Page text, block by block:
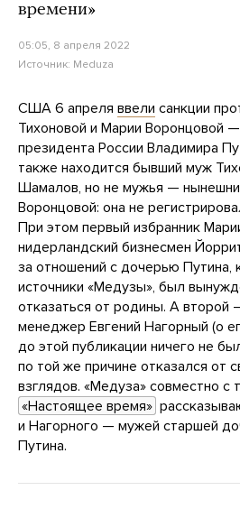
времени»
05:05, 8 апреля 2022
Источник: Meduza
США 6 апреля ввели санкции
Тихоновой и Марии Воронцовой —
президента России Владимира
также находится бывший муж
Шамалов, но не мужья —
Воронцовой: она не
При этом первый избранник
нидерландский бизнесмен
за отношений с дочерью Путина,
источники «Медузы», был
отказаться от родины. А второй
менеджер Евгений Нагорный (о
до этой публикации ничего не
по той же причине отказался от
взглядов. «Медуза» совместно с
«Настоящее время»
и Нагорного — мужей старшей
Путина.